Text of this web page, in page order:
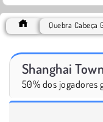
Quebra Cabeça
Shanghai
50% dos jogadores